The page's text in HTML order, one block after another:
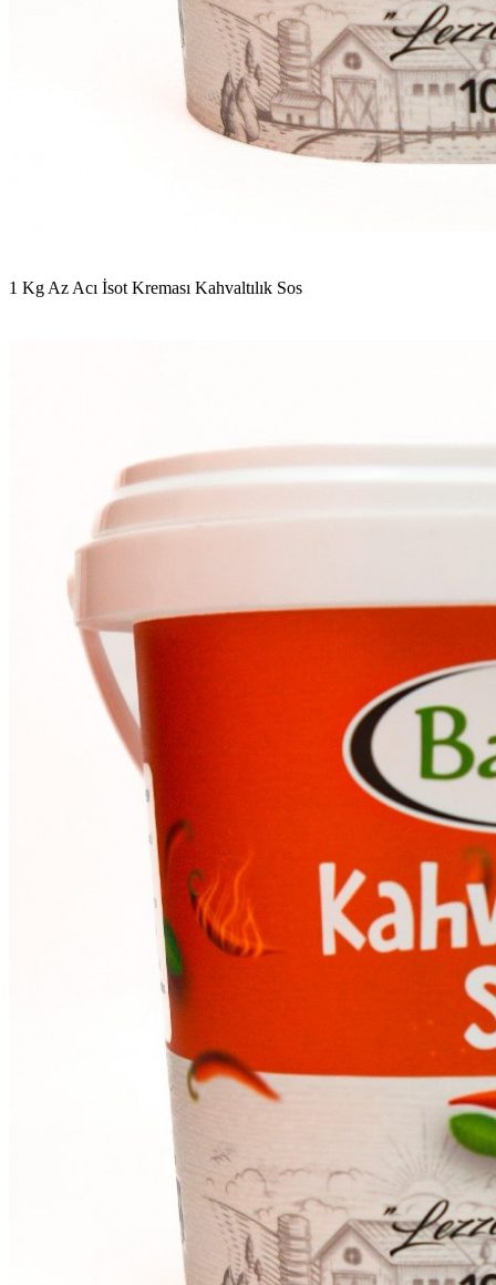
1 Kg Az Acı İsot Kreması Kahvaltılık Sos